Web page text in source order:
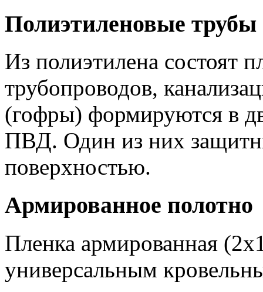
Полиэтиленовые трубы
Из полиэтилена состоят
трубопроводов,
(гофры) формируются в
ПВД. Один из них
поверхностью.
Армированное полотно
Пленка армированная
универсальным